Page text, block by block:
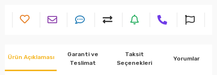
Ürün Açıklaması
Garanti ve
Teslimat
Taksit
Seçenekleri
Yorumlar